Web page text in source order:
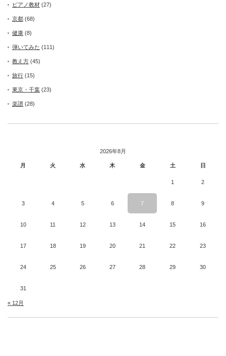
ピアノ教材 (27)
京都 (68)
健康 (8)
弾いてみた (111)
教え方 (45)
旅行 (15)
東京・千葉 (23)
楽譜 (28)
2026年8月
月 火 水 木 金 土 日
1 2
3 4 5 6 7 8 9
10 11 12 13 14 15 16
17 18 19 20 21 22 23
24 25 26 27 28 29 30
31
« 12月